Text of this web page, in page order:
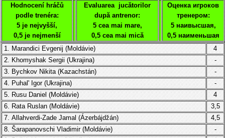
Hodnocení hráčů
podle trenéra:
5 je nejvyšší,
0,5 je nejmenší
Evaluarea jucătorilor
după antrenor:
5 cea mai mare,
0,5 cea mai mică
Оценка игроков
тренером:
5 наивысшая,
0,5 наименьшая
1. Marandici Evgenij (Moldávie)
4
2. Khomyshak Sergii (Ukrajina)
-
3. Bychkov Nikita (Kazachstán)
-
4. Puhal' Igor (Ukrajina)
-
5. Rusu Daniel (Moldávie)
4
6. Rata Ruslan (Moldávie)
3,5
7. Allahverdi-Zade Jamal (Ázerbájdžán)
4,5
8. Šarapanovschi Vladimir (Moldávie)
-